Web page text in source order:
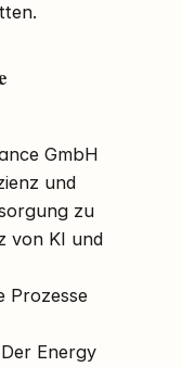
GmbH
und
zu
von KI und
Prozesse
Energy